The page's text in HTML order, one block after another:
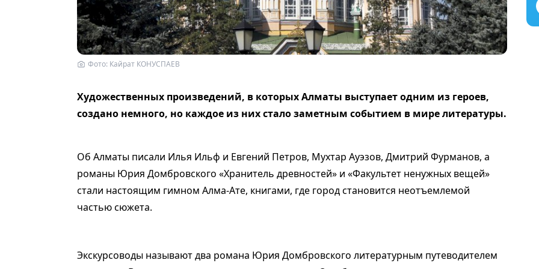
Фото: Кайрат КОНУСПАЕВ
Художественных произведений, в которых Алматы выступает одним из героев,
создано немного, но каждое из них стало заметным событием в мире литературы.
Об Алматы писали Илья Ильф и Евгений Петров, Мухтар Ауэзов, Дмитрий Фурманов, а
романы Юрия Домбровского «Хранитель древностей» и «Факультет ненужных вещей»
стали настоящим гимном Алма-Ате, книгами, где город становится неотъемлемой
частью сюжета.
Экскурсоводы называют два романа Юрия Домбровского литературным путеводителем